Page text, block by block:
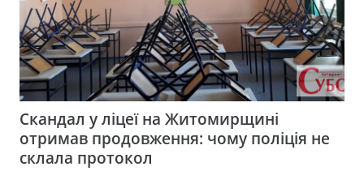
Скандал у ліцеї на Житомирщині
отримав продовження: чому поліція не
склала протокол